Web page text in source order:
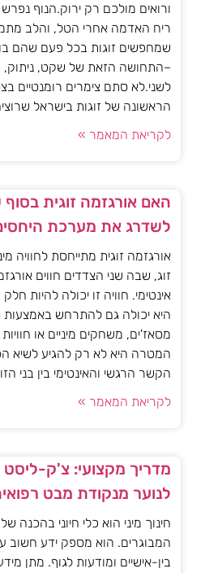
ורואים מולכם רק ירוק.הנוף נפרש
ריח האדמה אחרי הטל, והלב
שמחפשים זוגות בכל פעם שהם
–התחושה הזאת של שקט, ניתוק,
לשני.לא סתם צימרים רומנטיים
הראשונה של זוגות בישראל
לקריאת המאמר »
האם אורגזמה זוגית בסוף
לשדרג את מערכת
אורגזמה זוגית מתייחסת לחוויה
זוג, שבה שני הצדדים חווים
אינטימי. חוויה זו יכולה להיות
היא יכולה גם להתרחש באמצעות
מסאז'ים, משחקים מיניים או
המטרה היא לא רק להגיע לשיא
הקשר הרגשי והאינטימי בין בני
לקריאת המאמר »
מדריך מקצועי: צ'ק-ליסט
לנוער מנקודת מבט
חינוך מיני הוא כלי חיוני בהכנה
המבוגרים. הוא מספק ידע חשוב
בין-אישיים ומודעות לגוף. מתן